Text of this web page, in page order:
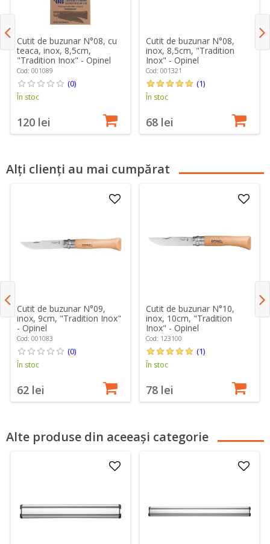
Cutit de buzunar N°08, cu
teaca, inox, 8,5cm,
"Tradition Inox" - Opinel
Cod: 001089
(0)
În stoc
120 lei
Cutit de buzunar N°08,
inox, 8,5cm, "Tradition
Inox" - Opinel
Cod: 001321
(1)
În stoc
68 lei
Alți clienți au mai cumpărat
Cutit de buzunar N°09,
inox, 9cm, "Tradition Inox"
- Opinel
Cod: 001083
(0)
În stoc
62 lei
Cutit de buzunar N°10,
inox, 10cm, "Tradition
Inox" - Opinel
Cod: 123100
(1)
În stoc
78 lei
Alte produse din aceeași categorie